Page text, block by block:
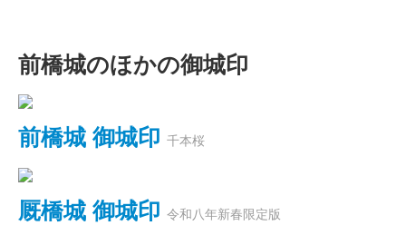
前橋城のほかの御城印
前橋城 御城印 千本桜
厩橋城 御城印 令和八年新春限定版